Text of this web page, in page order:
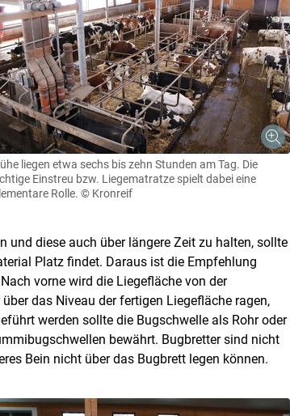
liegen etwa sechs bis zehn Stunden am Tag. Die
Einstreu bzw. Liegematratze spielt dabei eine
Rolle. © Kronreif
und diese auch über längere Zeit zu halten, sollte
Platz findet. Daraus ist die Empfehlung
vorne wird die Liegefläche von der
das Niveau der fertigen Liegefläche ragen,
werden sollte die Bugschwelle als Rohr oder
bewährt. Bugbretter sind nicht
Bein nicht über das Bugbrett legen können.